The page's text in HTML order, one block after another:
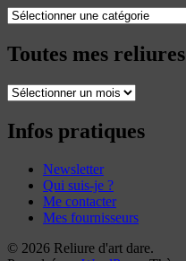
Catégories
Toutes mes reliures
Toutes
reliures
Infos pratiques
Newsletter
Qui suis-je ?
Me contacter
Mes fournisseurs
© 2026 Reliure d'art dare.